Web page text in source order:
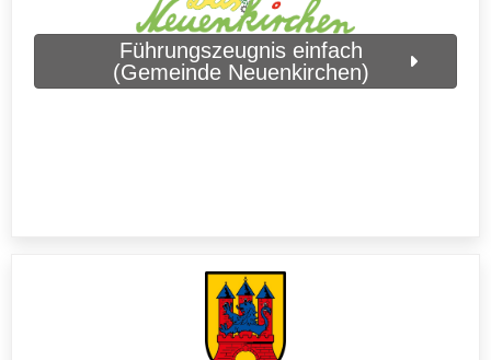
Führungszeugnis einfach
(Gemeinde Neuenkirchen)